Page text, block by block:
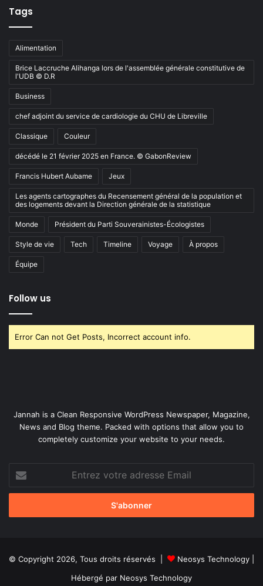
Tags
Alimentation
Brice Laccruche Alihanga lors de l'assemblée générale constitutive de
l'UDB © D.R
Business
chef adjoint du service de cardiologie du CHU de Libreville
Classique Couleur
décédé le 21 février 2025 en France. © GabonReview
Francis Hubert Aubame Jeux
Les agents cartographes du Recensement général de la population et
des logements devant la Direction générale de la statistique
Monde Président du Parti Souverainistes-Écologistes
Style de vie Tech Timeline Voyage À propos
Équipe
Follow us
Error Can not Get Posts, Incorrect account info.
Jannah is a Clean Responsive WordPress Newspaper, Magazine,
News and Blog theme. Packed with options that allow you to
completely customize your website to your needs.
Entrez
votre
adresse
© Copyright 2026, Tous droits réservés | Neosys Technology
Hébergé par Neosys Technology